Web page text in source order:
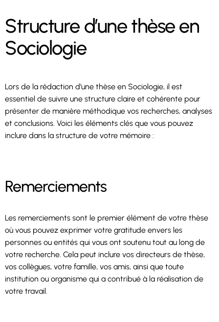
Structure d’une thèse en
Sociologie
Lors de la rédaction d’une thèse en Sociologie, il est
essentiel de suivre une structure claire et cohérente pour
présenter de manière méthodique vos recherches, analyses
et conclusions. Voici les éléments clés que vous pouvez
inclure dans la structure de votre mémoire :
Remerciements
Les remerciements sont le premier élément de votre thèse
où vous pouvez exprimer votre gratitude envers les
personnes ou entités qui vous ont soutenu tout au long de
votre recherche. Cela peut inclure vos directeurs de thèse,
vos collègues, votre famille, vos amis, ainsi que toute
institution ou organisme qui a contribué à la réalisation de
votre travail.